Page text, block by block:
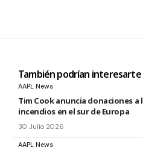
También podrían interesarte
AAPL News
Tim Cook anuncia donaciones
incendios en el sur de Europa
30 Julio 2026
AAPL News